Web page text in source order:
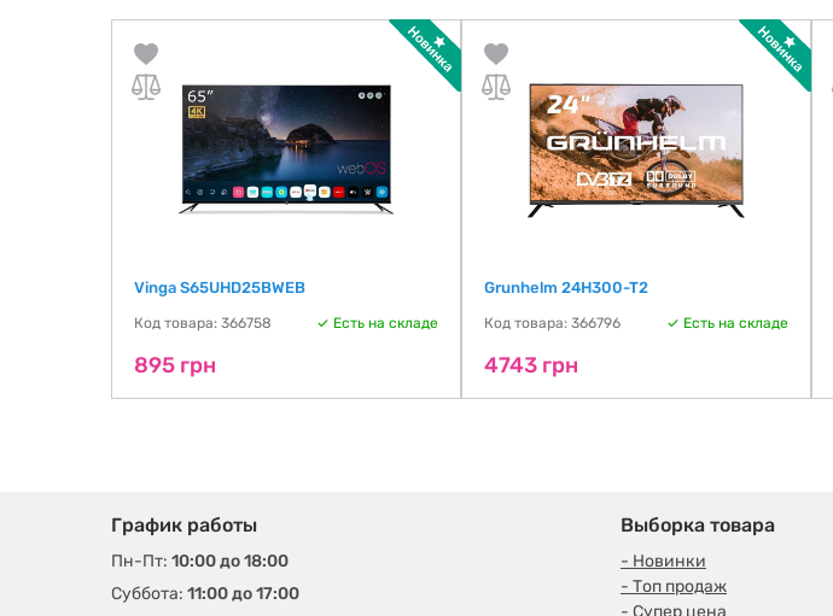
Vinga S65UHD25BWEB
Код товара: 366758 Есть на складе
895 грн
Grunhelm 24H300-T2
Код товара: 366796 Есть на складе
4743 грн
График работы
Пн-Пт: 10:00 до 18:00
Суббота: 11:00 до 17:00
Выборка товара
- Новинки
- Топ продаж
- Супер цена